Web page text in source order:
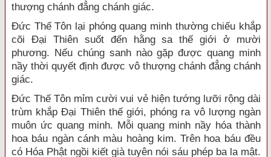
thượng chánh đẳng chánh giác.
Đức Thế Tôn lại phóng quang minh thường chiếu khắp
cõi Đại Thiên suốt đến hằng sa thế giới ở mười
phương. Nếu chúng sanh nào gặp được quang minh
nầy thời quyết định được vô thượng chánh đẳng chánh
giác.
Đức Thế Tôn mỉm cười vui vẻ hiện tướng lưỡi rộng dài
trùm khắp Đại Thiên thế giới, phóng ra vô lượng ngàn
muôn ức quang minh. Mỗi quang minh nầy hóa thành
hoa báu ngàn cánh màu hoàng kim. Trên hoa báu đều
có Hóa Phật ngồi kiết già tuyên nói sáu phép ba la mật.